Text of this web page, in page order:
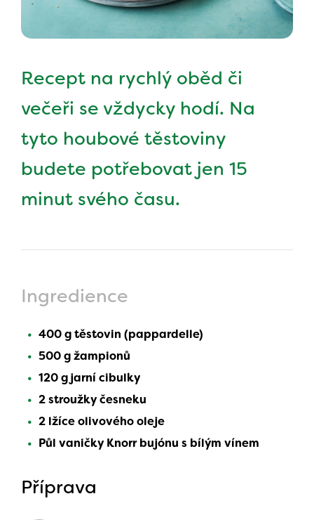
Recept na rychlý oběd či
večeři se vždycky hodí. Na
tyto houbové těstoviny
budete potřebovat jen 15
minut svého času.
Ingredience
400 g těstovin (pappardelle)
500 g žampionů
120 g jarní cibulky
2 stroužky česneku
2 lžíce olivového oleje
Půl vaničky Knorr bujónu s bílým vínem
Příprava